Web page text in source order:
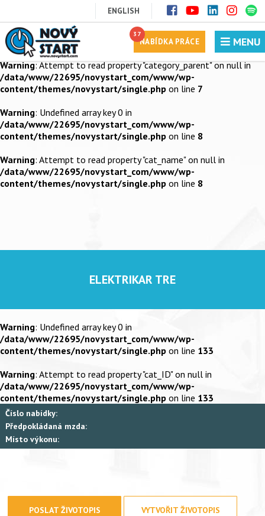
MENU
ENGLISH
NABÍDKA PRÁCE
37
: Undefined array key 0 in
/data/www/22695/novystart_com/www/wp-
content/themes/novystart/single.phpon line7
Warning: Attempt to read property "category_parent" on null in
/data/www/22695/novystart_com/www/wp-
content/themes/novystart/single.php on line 7
Warning: Undefined array key 0 in
/data/www/22695/novystart_com/www/wp-
content/themes/novystart/single.php on line 8
Warning: Attempt to read property "cat_name" on null in
/data/www/22695/novystart_com/www/wp-
content/themes/novystart/single.php on line 8
ELEKTRIKAR TRE
Warning: Undefined array key 0 in
/data/www/22695/novystart_com/www/wp-
content/themes/novystart/single.php on line 133
Warning: Attempt to read property "cat_ID" on null in
/data/www/22695/novystart_com/www/wp-
content/themes/novystart/single.php on line 133
Číslo nabídky:
Předpokládaná mzda:
Místo výkonu:
POSLAT ŽIVOTOPIS VYTVOŘIT ŽIVOTOPIS